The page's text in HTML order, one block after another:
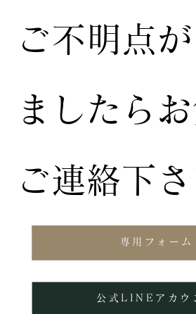
専用フォーム
公式LINEアカウ
ご不明点
ましたら
ご連絡下